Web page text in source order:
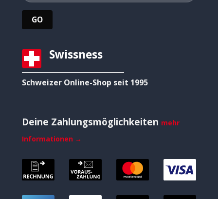
Swissness
Schweizer Online-Shop seit 1995
Deine Zahlungsmöglichkeiten mehr
Informationen →